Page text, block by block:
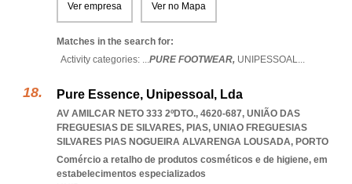
Ver empresa Ver no Mapa
Matches in the search for:
Activity categories: ...PURE FOOTWEAR, UNIPESSOAL...
Pure Essence, Unipessoal, Lda
AV AMILCAR NETO 333 2ºDTO., 4620-687, UNIÃO DAS
FREGUESIAS DE SILVARES, PIAS, UNIAO FREGUESIAS
SILVARES PIAS NOGUEIRA ALVARENGA LOUSADA, PORTO
Comércio a retalho de produtos cosméticos e de higiene, em
estabelecimentos especializados